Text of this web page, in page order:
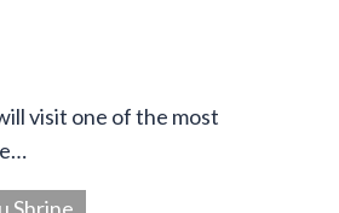
visit one of the most